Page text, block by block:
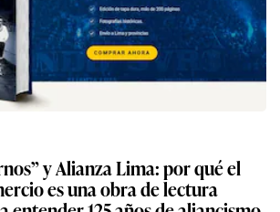
y Alianza Lima: por qué el
es una obra de lectura